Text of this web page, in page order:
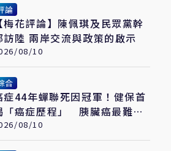
論
【梅花評論】陳佩琪及民眾黨幹
部訪陸 兩岸交流與政策的啟示
08/10
合
症44年蟬聯死因冠軍！健保首
「癌症歷程」 胰臟癌最難
、肺癌驚見院際差41.8個百分
08/10